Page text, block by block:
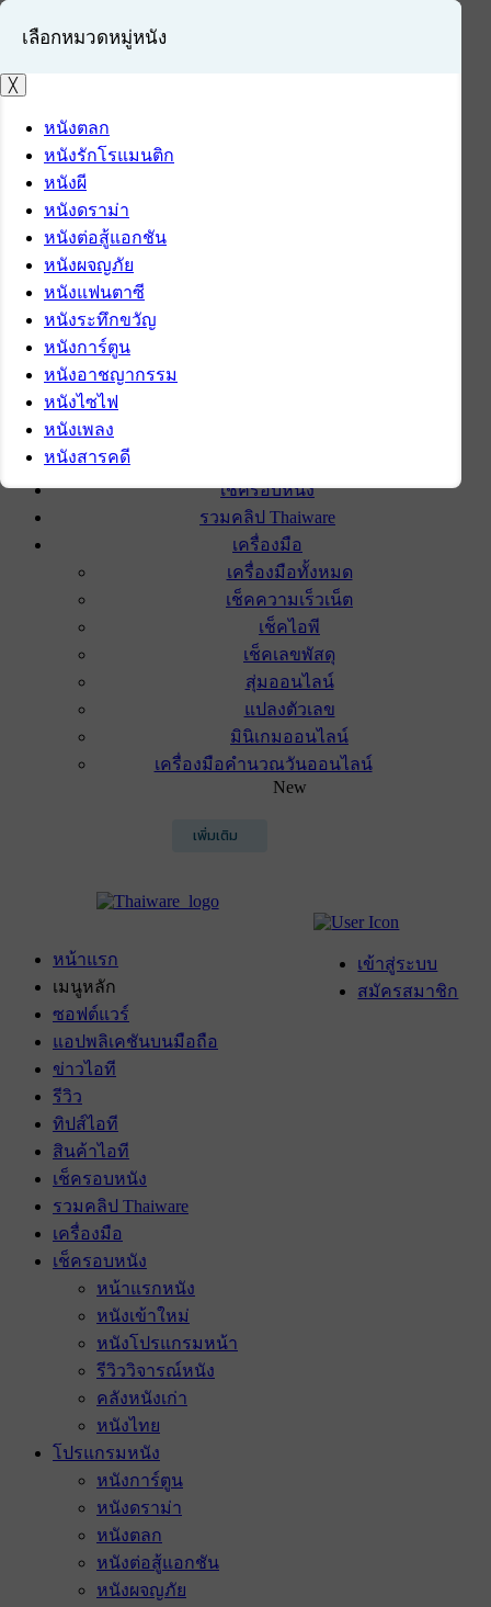
เข้าสู่ระบบ
สมัครสมาชิก
เช็ครอบหนัง
รวมคลิป Thaiware
เครื่องมือ
เครื่องมือทั้งหมด
เช็คความเร็วเน็ต
เช็คไอพี
เช็คเลขพัสดุ
สุ่มออนไลน์
แปลงตัวเลข
มินิเกมออนไลน์
เครื่องมือคำนวณวันออนไลน์
New
เพิ่มเติม
เข้าสู่ระบบ
สมัครสมาชิก
หน้าแรก
เมนูหลัก
ซอฟต์แวร์
แอปพลิเคชันบนมือถือ
ข่าวไอที
รีวิว
ทิปส์ไอที
สินค้าไอที
เช็ครอบหนัง
รวมคลิป Thaiware
เครื่องมือ
เช็ครอบหนัง
หน้าแรกหนัง
หนังเข้าใหม่
หนังโปรแกรมหน้า
รีวิววิจารณ์หนัง
คลังหนังเก่า
หนังไทย
โปรแกรมหนัง
หนังการ์ตูน
หนังดราม่า
หนังตลก
หนังต่อสู้แอกชัน
หนังผจญภัย
เลือกหมวดหมู่หนัง
╳
หนังตลก
หนังรักโรแมนติก
หนังผี
หนังดราม่า
หนังต่อสู้แอกชัน
หนังผจญภัย
หนังแฟนตาซี
หนังระทึกขวัญ
หนังการ์ตูน
หนังอาชญากรรม
หนังไซไฟ
หนังเพลง
หนังสารคดี